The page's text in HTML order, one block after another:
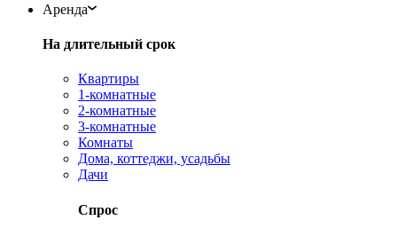
Аренда
На длительный срок
Квартиры
1-комнатные
2-комнатные
3-комнатные
Комнаты
Дома, коттеджи, усадьбы
Дачи
Спрос